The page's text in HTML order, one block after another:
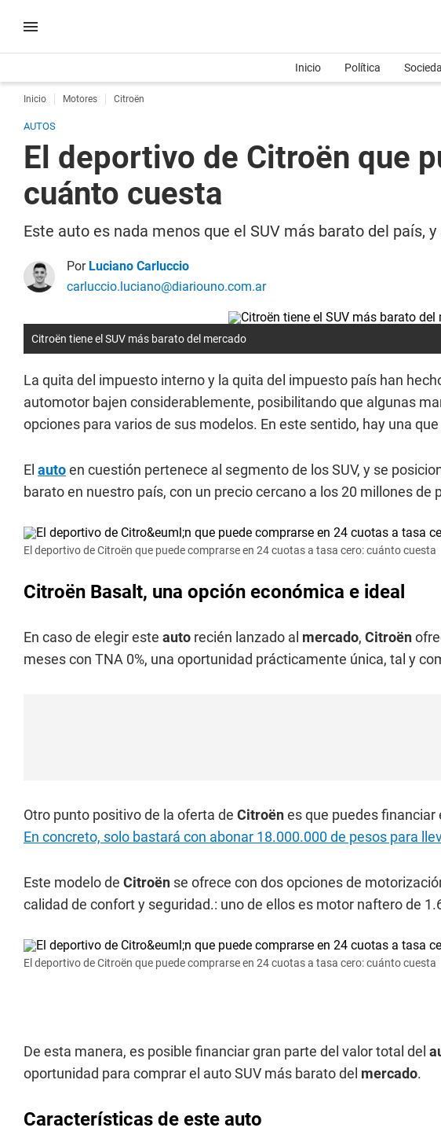
Inicio Política
Inicio Motores Citroën
AUTOS
El deportivo de Citroën que
cuánto cuesta
Este auto es nada menos que el SUV más barato del país,
Por Luciano Carluccio
carluccio.luciano@diariouno.com.ar
Citroën tiene el SUV más barato del mercado
La quita del impuesto interno y la quita del impuesto país han
automotor bajen considerablemente, posibilitando que algunas
opciones para varios de sus modelos. En este sentido, hay una
El autoen cuestión pertenece al segmento de los SUV, y se
barato en nuestro país, con un precio cercano a los 20 millones de
El deportivo de Citroën que puede comprarse en 24 cuotas a tasa cero: cuánto cuesta
Citroën Basalt, una opción económica e ideal
En caso de elegir este auto recién lanzado al mercado, Citroën
meses con TNA 0%, una oportunidad prácticamente única, tal y
Otro punto positivo de la oferta de Citroënes que puedes financiar
En concreto, solo bastará con abonar 18.000.000 de pesos para
Este modelo de Citroën se ofrece con dos opciones de
calidad de confort y seguridad.: uno de ellos es motor naftero de
El deportivo de Citroën que puede comprarse en 24 cuotas a tasa cero: cuánto cuesta
De esta manera, es posible financiar gran parte del valor total del
oportunidad para comprar el auto SUV más barato del mercado.
Características de este auto